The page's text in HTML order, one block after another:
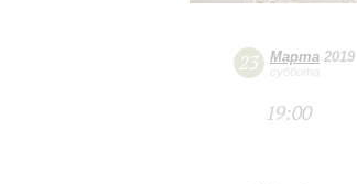
23 Марта 2019
суббота
19:00